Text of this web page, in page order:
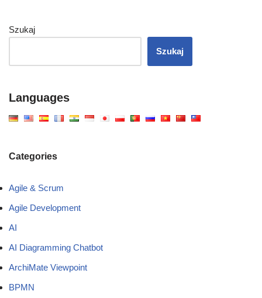
Szukaj
Szukaj
Languages
Categories
Agile & Scrum
Agile Development
AI
AI Diagramming Chatbot
ArchiMate Viewpoint
BPMN